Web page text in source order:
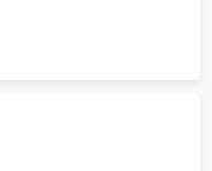
сливной помпе.